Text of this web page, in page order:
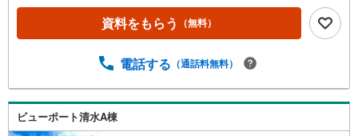
資料をもらう （無料）
電話する （通話料無料）
ビューポート清水A棟